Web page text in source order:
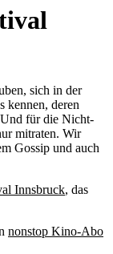
sich in der
kennen, deren
für die Nicht-
mitraten. Wir
Gossip und auch
Innsbruck, das
nonstop Kino-Abo